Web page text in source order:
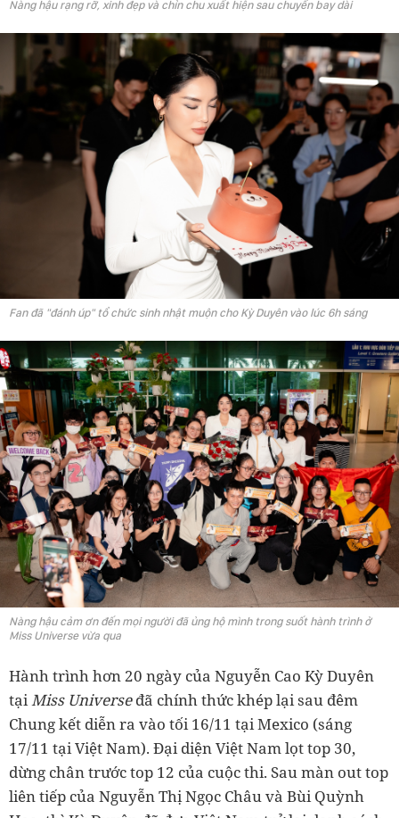
Nàng hậu rạng rỡ, xinh đẹp và chỉn chu xuất hiện sau chuyến bay dài
Fan đã "đánh úp" tổ chức sinh nhật muộn cho Kỳ Duyên vào lúc 6h sáng
Nàng hậu cảm ơn đến mọi người đã ủng hộ mình trong suốt hành trình ở
Miss Universe vừa qua
Hành trình hơn 20 ngày của Nguyễn Cao Kỳ Duyên
tạiMiss Universeđã chính thức khép lại sau đêm
Chung kết diễn ra vào tối 16/11 tại Mexico (sáng
17/11 tại Việt Nam). Đại diện Việt Nam lọt top 30,
dừng chân trước top 12 của cuộc thi. Sau màn out top
liên tiếp của Nguyễn Thị Ngọc Châu và Bùi Quỳnh